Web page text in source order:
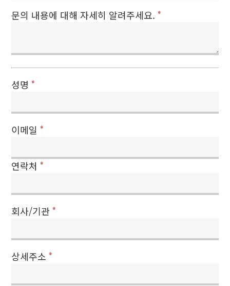
문의 내용에 대해 자세히 알려주세요.*
성명*
이메일*
연락처*
회사/기관*
상세주소*